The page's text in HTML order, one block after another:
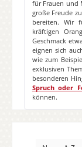
für Frauen und
große Freude
bereiten. Wir
kräftigen
Geschmack
eignen sich
wie zum
exklusiven
besonderen
Spruch oder
können.